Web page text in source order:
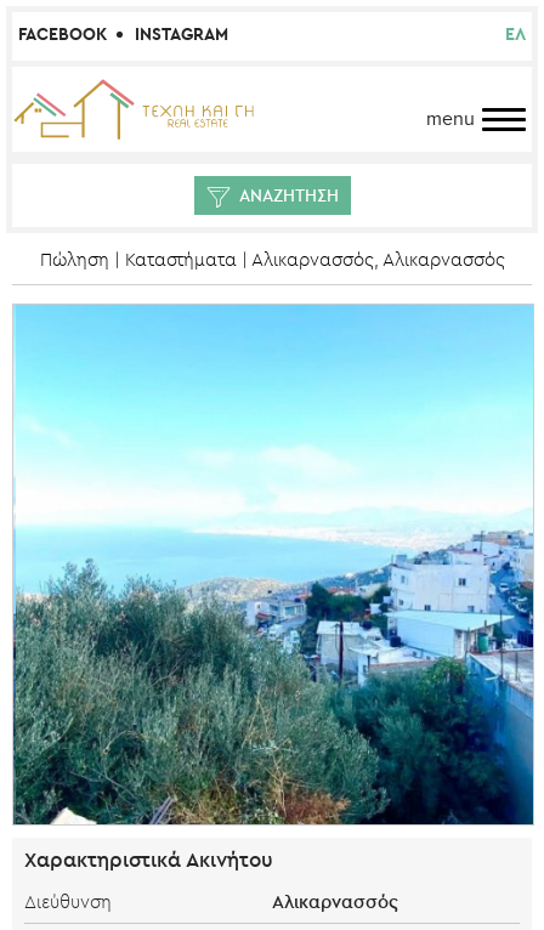
FACEBOOK INSTAGRAM ΕΛ
menu
ΑΝΑΖΗΤΗΣΗ
Πώληση | Καταστήματα | Αλικαρνασσός, Αλικαρνασσός
Χαρακτηριστικά Ακινήτου
Διεύθυνση Αλικαρνασσός